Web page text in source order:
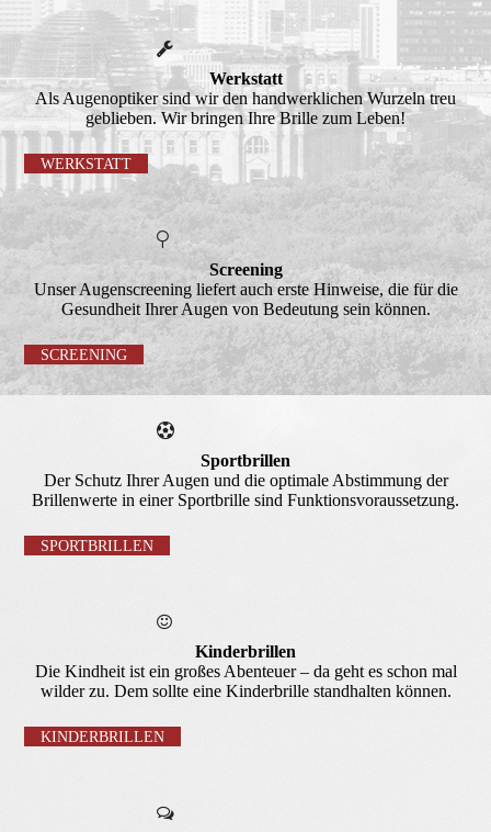
Werkstatt
Als Augenoptiker sind wir den handwerklichen Wurzeln treu
geblie­ben. Wir bringen Ihre Brille zum Leben!
WERKSTATT
Screening
Unser Augenscreening liefert auch erste Hinweise, die für die
Gesundheit Ihrer Augen von Bedeutung sein können.
SCREENING
Sportbrillen
Der Schutz Ihrer Augen und die optimale Abstimmung der
Brillen­werte in einer Sportbrille sind Funktionsvoraussetzung.
SPORTBRILLEN
Kinderbrillen
Die Kindheit ist ein großes Abenteuer – da geht es schon mal
wilder zu. Dem sollte eine Kinderbrille standhalten können.
KINDERBRILLEN